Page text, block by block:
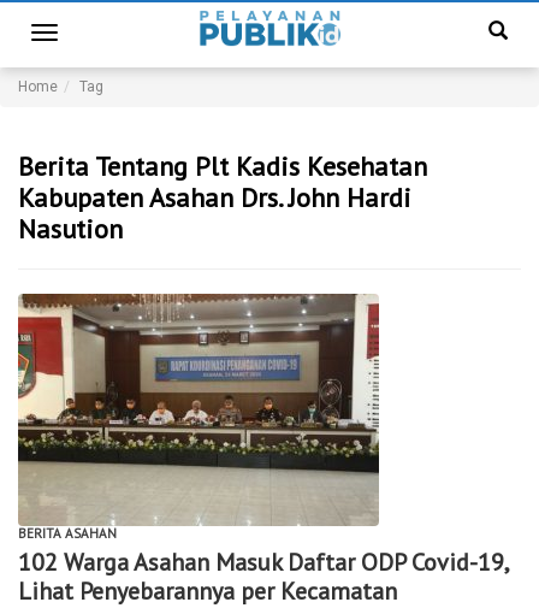
Toggle
navigation
Home Tag
Berita Tentang Plt Kadis Kesehatan
Kabupaten Asahan Drs. John Hardi
Nasution
BERITA ASAHAN
102 Warga Asahan Masuk Daftar ODP Covid-19,
Lihat Penyebarannya per Kecamatan